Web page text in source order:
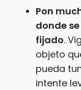
Pon
donde
fijado.
objeto
pueda
intente